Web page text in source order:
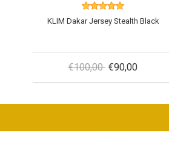
KLIM Dakar Jersey Stealth Black
€100,00 €90,00